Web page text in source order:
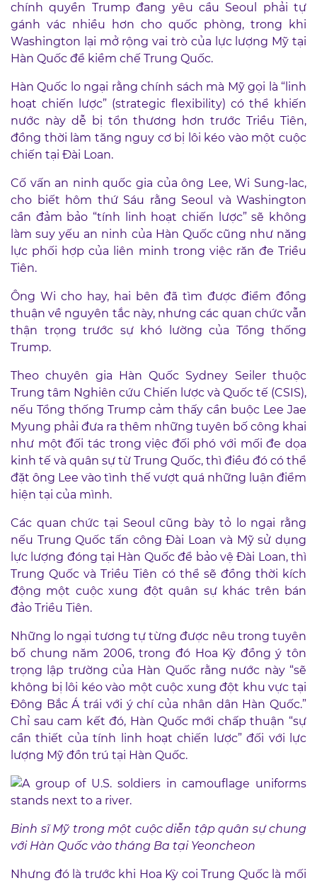
chính quyền Trump đang yêu cầu Seoul phải tự
gánh vác nhiều hơn cho quốc phòng, trong khi
Washington lại mở rộng vai trò của lực lượng Mỹ tại
Hàn Quốc để kiềm chế Trung Quốc.
Hàn Quốc lo ngại rằng chính sách mà Mỹ gọi là “linh
hoạt chiến lược” (strategic flexibility) có thể khiến
nước này dễ bị tổn thương hơn trước Triều Tiên,
đồng thời làm tăng nguy cơ bị lôi kéo vào một cuộc
chiến tại Đài Loan.
Cố vấn an ninh quốc gia của ông Lee, Wi Sung-lac,
cho biết hôm thứ Sáu rằng Seoul và Washington
cần đảm bảo “tính linh hoạt chiến lược” sẽ không
làm suy yếu an ninh của Hàn Quốc cũng như năng
lực phối hợp của liên minh trong việc răn đe Triều
Tiên.
Ông Wi cho hay, hai bên đã tìm được điểm đồng
thuận về nguyên tắc này, nhưng các quan chức vẫn
thận trọng trước sự khó lường của Tổng thống
Trump.
Theo chuyên gia Hàn Quốc Sydney Seiler thuộc
Trung tâm Nghiên cứu Chiến lược và Quốc tế (CSIS),
nếu Tổng thống Trump cảm thấy cần buộc Lee Jae
Myung phải đưa ra thêm những tuyên bố công khai
như một đối tác trong việc đối phó với mối đe dọa
kinh tế và quân sự từ Trung Quốc, thì điều đó có thể
đặt ông Lee vào tình thế vượt quá những luận điểm
hiện tại của mình.
Các quan chức tại Seoul cũng bày tỏ lo ngại rằng
nếu Trung Quốc tấn công Đài Loan và Mỹ sử dụng
lực lượng đóng tại Hàn Quốc để bảo vệ Đài Loan, thì
Trung Quốc và Triều Tiên có thể sẽ đồng thời kích
động một cuộc xung đột quân sự khác trên bán
đảo Triều Tiên.
Những lo ngại tương tự từng được nêu trong tuyên
bố chung năm 2006, trong đó Hoa Kỳ đồng ý tôn
trọng lập trường của Hàn Quốc rằng nước này “sẽ
không bị lôi kéo vào một cuộc xung đột khu vực tại
Đông Bắc Á trái với ý chí của nhân dân Hàn Quốc.”
Chỉ sau cam kết đó, Hàn Quốc mới chấp thuận “sự
cần thiết của tính linh hoạt chiến lược” đối với lực
lượng Mỹ đồn trú tại Hàn Quốc.
Binh sĩMỹtrong một cuộc diễn tập quân sự chung
với Hàn Quốc vào tháng Ba tại Yeoncheon
Nhưng đó là trước khi Hoa Kỳ coi Trung Quốc là mối